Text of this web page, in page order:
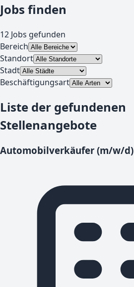
Jobs finden
12 Jobs gefunden
Bereich
Standort
Stadt
Beschäftigungsart
Liste der gefundenen
Stellenangebote
Automobilverkäufer (m/w/d)